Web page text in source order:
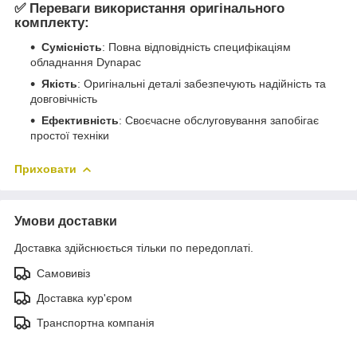
✅ Переваги використання оригінального
комплекту:
Сумісність: Повна відповідність специфікаціям
обладнання Dynapac
Якість: Оригінальні деталі забезпечують надійність та
довговічність
Ефективність: Своєчасне обслуговування запобігає
простої техніки
Приховати
Умови доставки
Доставка здійснюється тільки по передоплаті.
Самовивіз
Доставка кур'єром
Транспортна компанія